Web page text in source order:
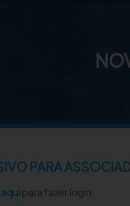
PARA
para fazer login.